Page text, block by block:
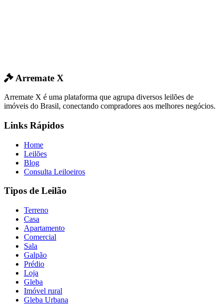
Arremate X
Arremate X é uma plataforma que agrupa diversos leilões de
imóveis do Brasil, conectando compradores aos melhores negócios.
Links Rápidos
Home
Leilões
Blog
Consulta Leiloeiros
Tipos de Leilão
Terreno
Casa
Apartamento
Comercial
Sala
Galpão
Prédio
Loja
Gleba
Imóvel rural
Gleba Urbana